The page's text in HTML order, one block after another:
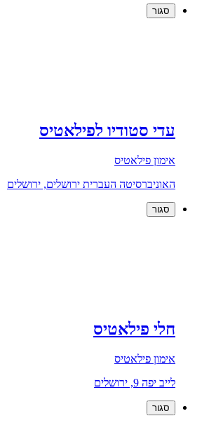
סגור
עדי סטודיו לפילאטיס
אימון פילאטיס
האוניברסיטה העברית ירושלים, ירושלים
סגור
חלי פילאטיס
אימון פילאטיס
לייב יפה 9, ירושלים
סגור